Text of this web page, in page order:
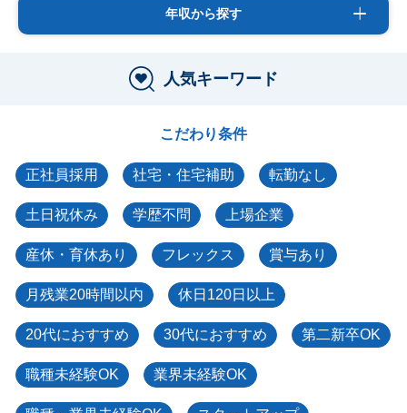
年収から探す
人気キーワード
こだわり条件
正社員採用 社宅・住宅補助 転勤なし
土日祝休み 学歴不問 上場企業
産休・育休あり フレックス 賞与あり
月残業20時間以内 休日120日以上
20代におすすめ 30代におすすめ 第二新卒OK
職種未経験OK 業界未経験OK